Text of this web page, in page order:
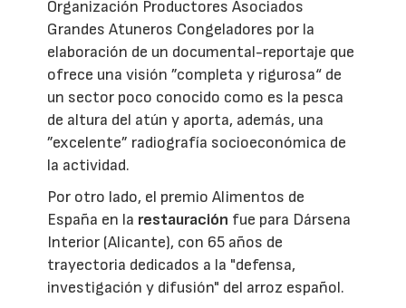
Organización Productores Asociados
Grandes Atuneros Congeladores por la
elaboración de un documental-reportaje que
ofrece una visión ”completa y rigurosa“ de
un sector poco conocido como es la pesca
de altura del atún y aporta, además, una
”excelente” radiografía socioeconómica de
la actividad.
Por otro lado, el premio Alimentos de
España en la restauración fue para Dársena
Interior (Alicante), con 65 años de
trayectoria dedicados a la "defensa,
investigación y difusión" del arroz español.